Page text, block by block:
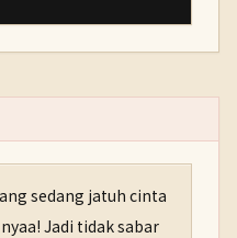
sedang jatuh cinta
Jadi tidak sabar